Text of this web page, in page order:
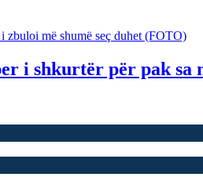
i shkurtër për pak sa